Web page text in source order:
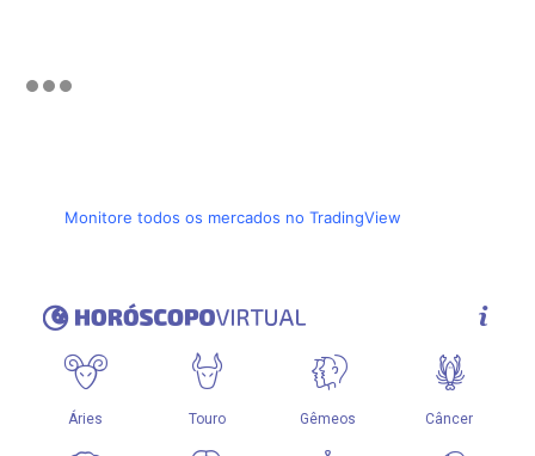
Monitore todos os mercados no TradingView